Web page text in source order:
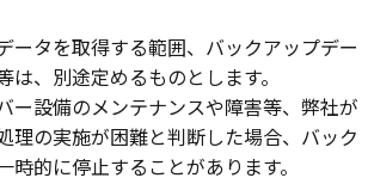
ータを取得する範囲、バックアップデー
は、別途定めるものとします。
ー設備のメンテナンスや障害等、弊社が
理の実施が困難と判断した場合、バック
時的に停止することがあります。